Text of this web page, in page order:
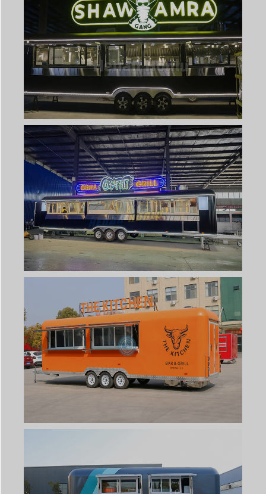
Slovenščina
Latviešu valoda
Norsk nynorsk
Maori
Eesti
Български
Nederlands (België)
हिन्दी
Norsk bokmål
Slovenčina
Svenska